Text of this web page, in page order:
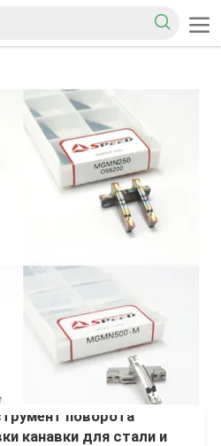
поворота
канавки для стали и